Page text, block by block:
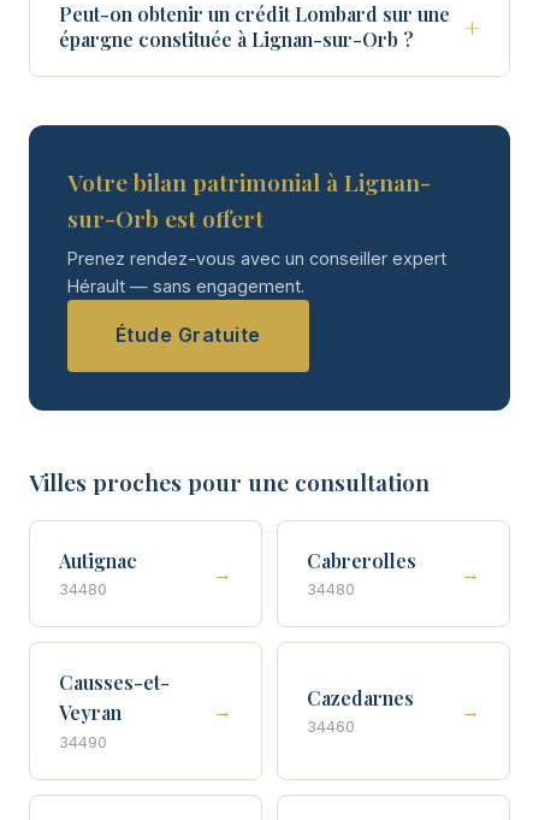
Peut-on obtenir un crédit Lombard sur une
épargne constituée à Lignan-sur-Orb ?
+
Votre bilan patrimonial à Lignan-
sur-Orb est offert
Prenez rendez-vous avec un conseiller expert
Hérault — sans engagement.
Étude Gratuite
Villes proches pour une consultation
Autignac
34480
→
Cabrerolles
34480
→
Causses-et-
Veyran
34490
→
Cazedarnes
34460
→